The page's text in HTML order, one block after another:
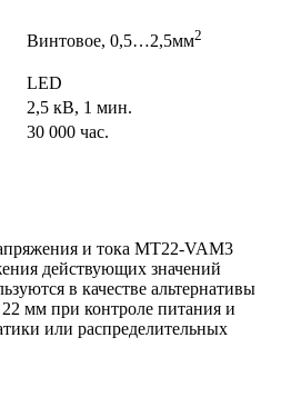
Винтовое, 0,5…2,5мм2
LED
2,5 кВ, 1 мин.
30 000 час.
и тока MT22-VAM3
действующих значений
в качестве альтернативы
мм при контроле питания и
или распределительных